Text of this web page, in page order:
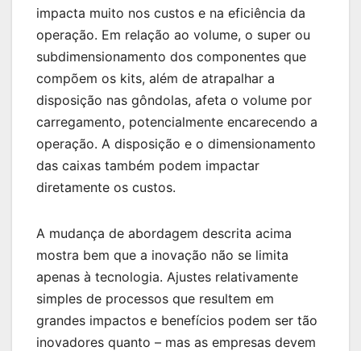
impacta muito nos custos e na eficiência da
operação. Em relação ao volume, o super ou
subdimensionamento dos componentes que
compõem os kits, além de atrapalhar a
disposição nas gôndolas, afeta o volume por
carregamento, potencialmente encarecendo a
operação. A disposição e o dimensionamento
das caixas também podem impactar
diretamente os custos.
A mudança de abordagem descrita acima
mostra bem que a inovação não se limita
apenas à tecnologia. Ajustes relativamente
simples de processos que resultem em
grandes impactos e benefícios podem ser tão
inovadores quanto – mas as empresas devem